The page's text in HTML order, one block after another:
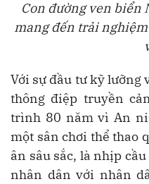
Con đường ven biển
mang đến trải nghiệm
Với sự đầu tư kỹ lưỡng
thông điệp truyền
trình 80 năm vì An
một sân chơi thể thao
ân sâu sắc, là nhịp
nhân dân với nhân